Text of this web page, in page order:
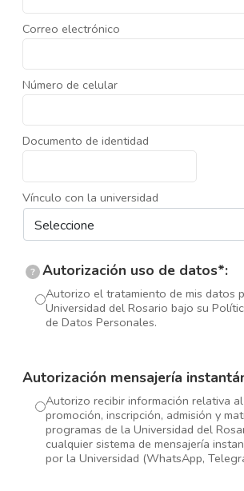
Correo electrónico
Número de celular
Documento de identidad
Vínculo con la universidad
? Autorización uso de datos*:
Autorizo el tratamiento de mis datos
Universidad del Rosario bajo su
de Datos Personales.
Autorización mensajería
Autorizo recibir información relativa
promoción, inscripción, admisión y
programas de la Universidad del
cualquier sistema de mensajería
por la Universidad (WhatsApp,